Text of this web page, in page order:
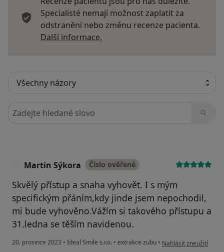
Specialisté nemají možnost zaplatit za
odstranění nebo změnu recenze pacienta.
Další informace.
Hledejte v názorech
Martin Sýkora Číslo ověřené
Skvělý přístup a snaha vyhovět. I s mým
specifickým přáním,kdy jinde jsem nepochodil,
mi bude vyhověno.Vážím si takového přístupu a
31.ledna se těším navidenou.
20. prosince 2023 • Ideal Smile s.r.o. • extrakce zubu • podle názoru
Nahlásit zneužití